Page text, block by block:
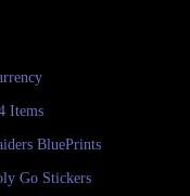
Items
BluePrints
Go Stickers